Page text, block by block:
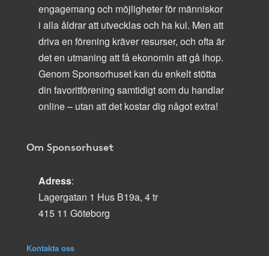
engagemang och möjligheter för människor
i alla åldrar att utvecklas och ha kul. Men att
driva en förening kräver resurser, och ofta är
det en utmaning att få ekonomin att gå ihop.
Genom Sponsorhuset kan du enkelt stötta
din favoritförening samtidigt som du handlar
online – utan att det kostar dig något extra!
Om Sponsorhuset
Adress:
Lagergatan 1 Hus B19a, 4 tr
415 11 Göteborg
Kontakta oss